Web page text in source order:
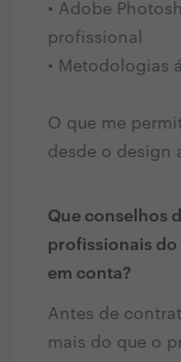
• Adobe
profissional
• Metodologias
O que me
desde o design
Que conselhos
profissionais do
em conta?
Antes de
mais do que o